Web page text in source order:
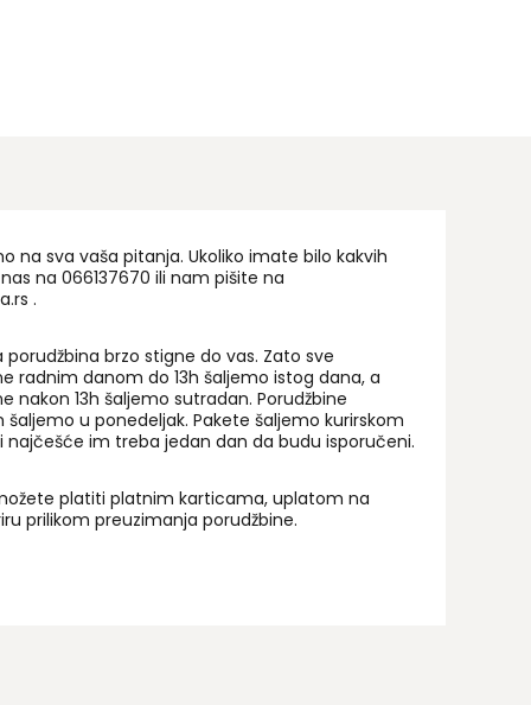
na sva vaša pitanja. Ukoliko imate bilo kakvih
na 066137670 ili nam pišite na
.
brzo stigne do vas. Zato sve
radnim danom do 13h šaljemo istog dana, a
nakon 13h šaljemo sutradan. Porudžbine
u ponedeljak. Pakete šaljemo kurirskom
i najčešće im treba jedan dan da budu isporučeni.
platiti platnim karticama, uplatom na
prilikom preuzimanja porudžbine.